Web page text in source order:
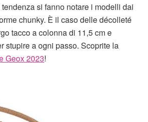
si fanno notare i modelli dai
chunky. È il caso delle décolleté
tacco a colonna di 11,5 cm e
stupire a ogni passo. Scoprite la
Geox 2023!